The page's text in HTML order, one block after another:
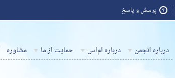
پرسش و پاسخ
درباره انجمن درباره ام‌اس حمایت از ما مشاوره